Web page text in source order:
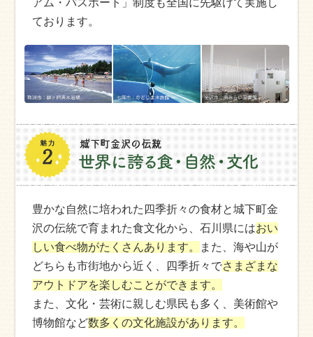
ております。
豊かな自然に培われた四季折々の食材と城下町金
沢の伝統で育まれた食文化から、石川県にはおい
しい食べ物がたくさんあります。
また、海や山が
どちらも市街地から近く、四季折々でさまざまな
アウトドアを楽しむことができます。
また、文化・芸術に親しむ県民も多く、美術館や
博物館など数多くの文化施設があります。